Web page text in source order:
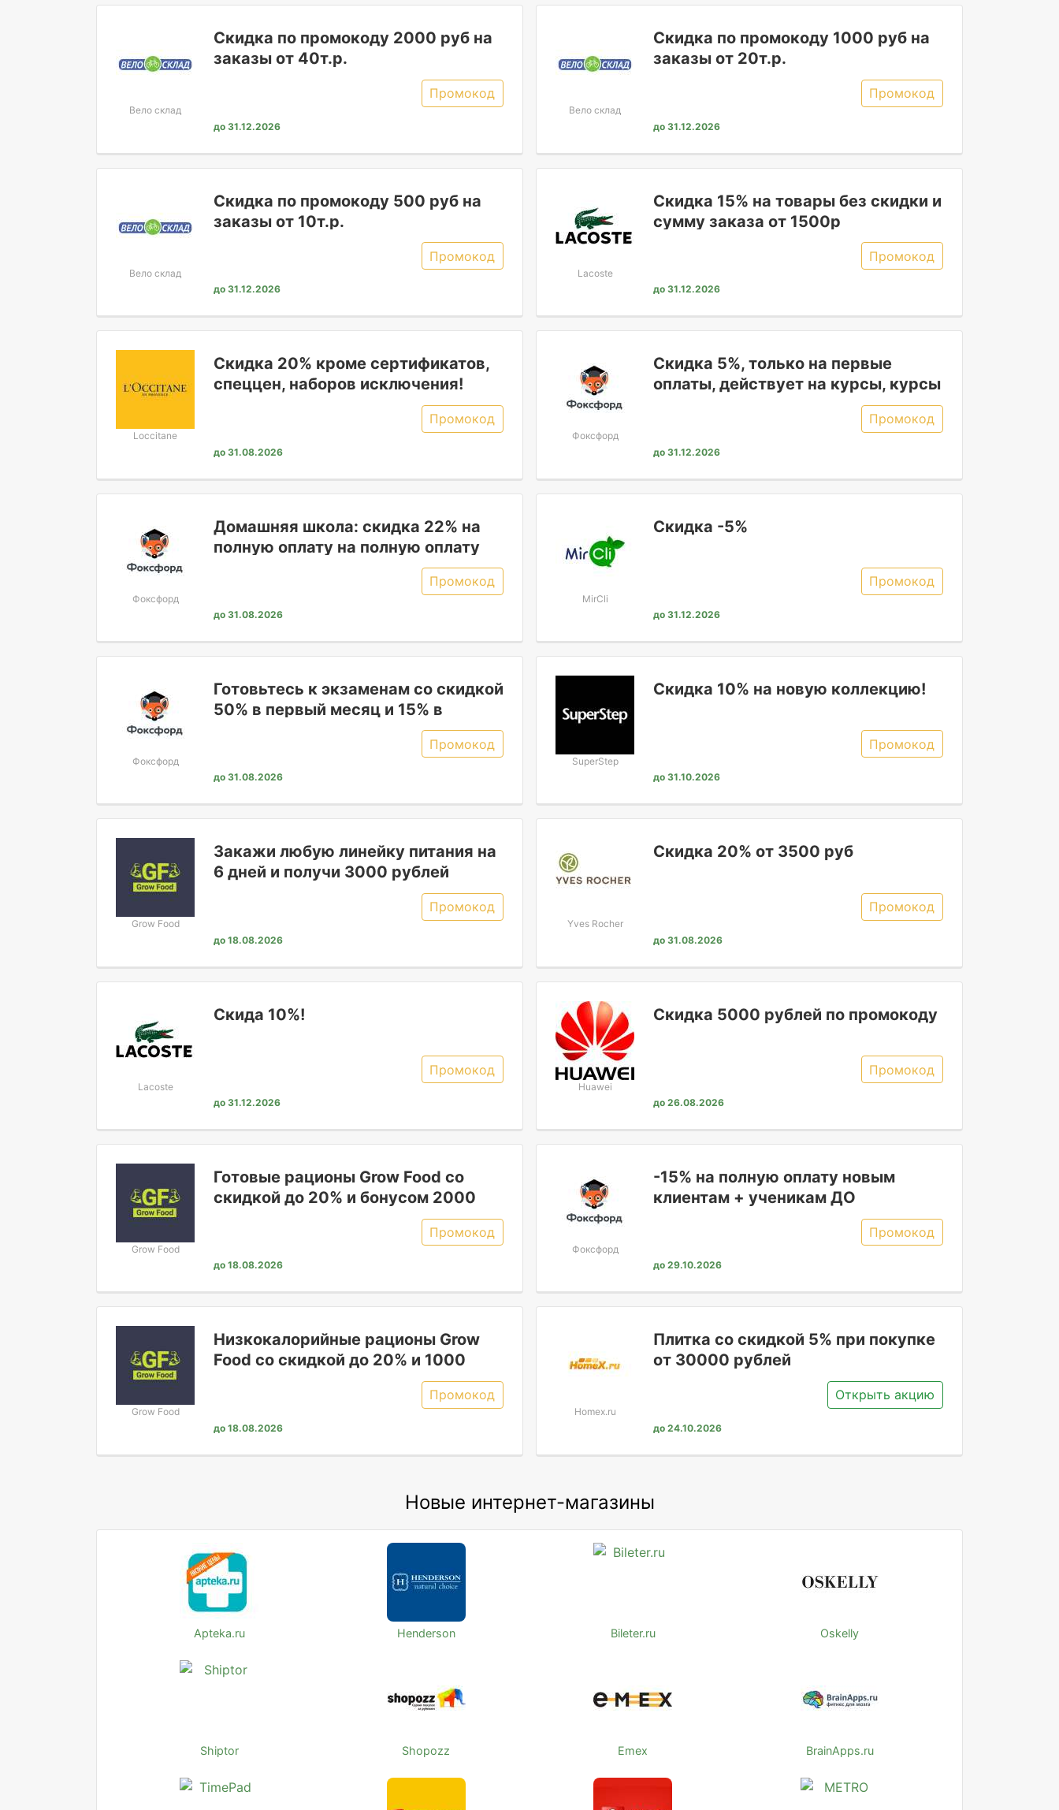
Вело склад
Скидка по промокоду 2000 руб на
заказы от 40т.р.
Промокод
до 31.12.2026
Вело склад
Скидка по промокоду 1000 руб на
заказы от 20т.р.
Промокод
до 31.12.2026
Вело склад
Скидка по промокоду 500 руб на
заказы от 10т.р.
Промокод
до 31.12.2026
Lacoste
Скидка 15% на товары без скидки и
сумму заказа от 1500р
Промокод
до 31.12.2026
Loccitane
Скидка 20% кроме сертификатов,
спеццен, наборов исключения!
Промокод
до 31.08.2026
Фоксфорд
Скидка 5%, только на первые
оплаты, действует на курсы, курсы
в группе, занятия с репетитором.
Промокод
до 31.12.2026
Фоксфорд
Домашняя школа: скидка 22% на
полную оплату на полную оплату
Промокод
до 31.08.2026
MirCli
Скидка -5%
Промокод
до 31.12.2026
Фоксфорд
Готовьтесь к экзаменам со скидкой
50% в первый месяц и 15% в
последующие месяцы подписки!
Промокод
до 31.08.2026
SuperStep
Скидка 10% на новую коллекцию!
Промокод
до 31.10.2026
Grow Food
Закажи любую линейку питания на
6 дней и получи 3000 рублей
Промокод
до 18.08.2026
Yves Rocher
Скидка 20% от 3500 руб
Промокод
до 31.08.2026
Lacoste
Скида 10%!
Промокод
до 31.12.2026
Huawei
Скидка 5000 рублей по промокоду
Промокод
до 26.08.2026
Grow Food
Готовые рационы Grow Food со
скидкой до 20% и бонусом 2000
Промокод
до 18.08.2026
Фоксфорд
-15% на полную оплату новым
клиентам + ученикам ДО
Промокод
до 29.10.2026
Grow Food
Низкокалорийные рационы Grow
Food со скидкой до 20% и 1000
Промокод
до 18.08.2026
Homex.ru
Плитка со скидкой 5% при покупке
от 30000 рублей
Открыть акцию
до 24.10.2026
Новые интернет-магазины
Apteka.ru Henderson Bileter.ru Oskelly
Shiptor Shopozz Emex BrainApps.ru